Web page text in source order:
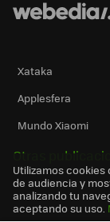
Xataka
Applesfera
Mundo Xiaomi
Otras
Utilizamos
de audiencia y
analizando tu
aceptando su uso.